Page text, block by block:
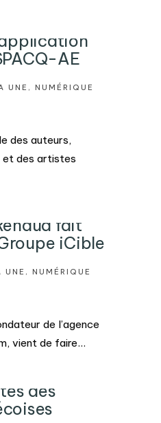
AE
UNE , NUMÉRIQUE
des auteurs,
et des artistes
fait
iCible
UNE , NUMÉRIQUE
de l’agence
vient de faire...
des